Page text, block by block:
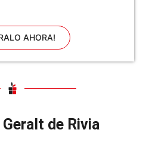
AHORA!
Geralt de Rivia